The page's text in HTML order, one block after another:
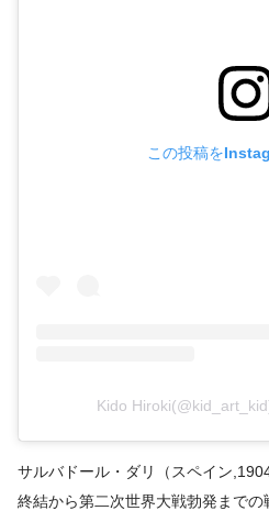
この投稿を
Kido
サルバドール・ダリ（スペイン
終結から第二次世界大戦勃発まで